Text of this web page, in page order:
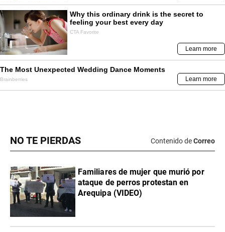
NO TE PIERDAS Contenido deCorreo
Familiares de mujer que murió por
ataque de perros protestan en
Arequipa (VIDEO)